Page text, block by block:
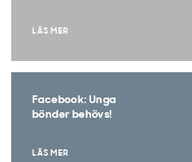
LÄS MER
Facebook: Unga
bönder behövs!
LÄS MER